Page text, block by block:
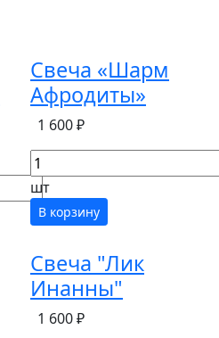
Свеча «Шарм
Афродиты»
1 600 ₽
шт
В корзину
Свеча "Лик
Инанны"
1 600 ₽